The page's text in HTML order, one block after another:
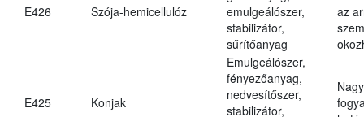
E426 Szója-hemicellulóz
emulgeálószer,
stabilizátor,
sűrítőanyag
az
E425 Konjak
Emulgeálószer,
fényezőanyag,
nedvesítőszer,
stabilizátor,